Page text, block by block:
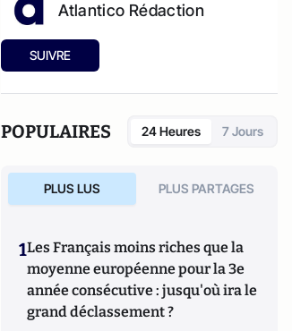
Atlantico Rédaction
SUIVRE
POPULAIRES 24 Heures 7 Jours
PLUS LUS PLUS PARTAGES
1Les Français moins riches que la
moyenne européenne pour la 3e
année consécutive : jusqu'où ira le
grand déclassement ?